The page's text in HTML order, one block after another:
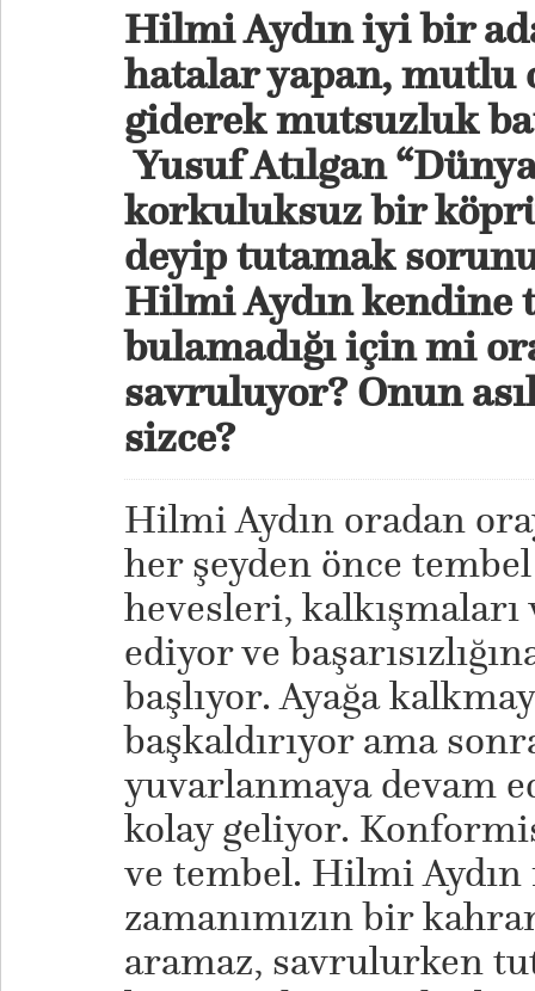
Hilmi Aydın iyi bir
hatalar yapan, mutlu
giderek mutsuzluk
Yusuf Atılgan
korkuluksuz bir
deyip tutamak
Hilmi Aydın kendine
bulamadığı için mi
savruluyor? Onun
sizce?
Hilmi Aydın oradan
her şeyden önce
hevesleri,
ediyor ve
başlıyor. Ayağa
başkaldırıyor ama
yuvarlanmaya devam
kolay geliyor.
ve tembel. Hilmi
zamanımızın bir
aramaz, savrulurken